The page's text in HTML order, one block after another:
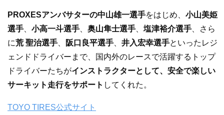
PROXESアンバサターの中山雄一選手をはじめ、 小山美姫
選手
小高一斗選手 奥山隼士選手 塩津裕介選手 、さら
に荒 聖治選手 阪口良平選手 井入宏幸選手といったレジ
ェンドドライバーまで、国内外のレースで活躍するトップ
ドライバーたちがインストラクターとして、安全で楽しい
サーキット走行をサポート してくれた。
TOYO TIRES公式サイト